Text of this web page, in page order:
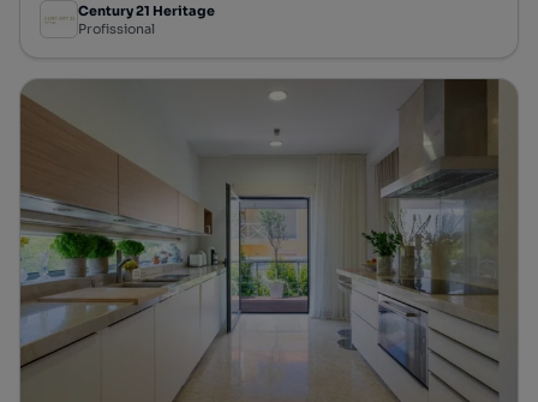
Century 21 Heritage
Profissional